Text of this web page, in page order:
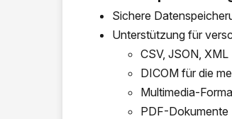
Sichere
Unterstützung für
CSV, JSON, XML
DICOM für die
Multimedia-
PDF-Dokumente